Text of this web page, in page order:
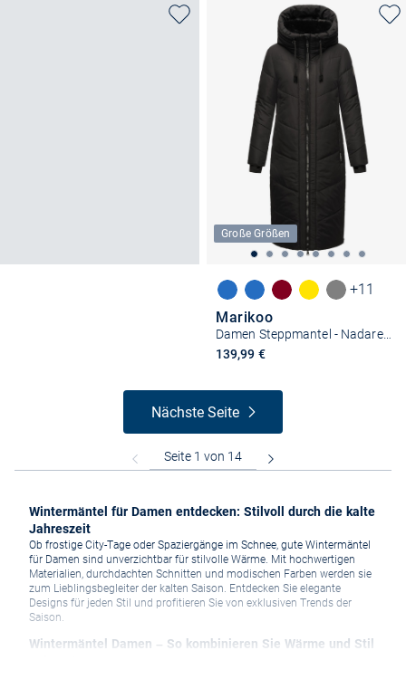
Große Größen
+11
Marikoo
Damen Steppmantel - Nadaree XVI
139,99 €
Nächste Seite
Wintermäntel für Damen entdecken: Stilvoll durch die kalte
Jahreszeit
Ob frostige City-Tage oder Spaziergänge im Schnee, gute Wintermäntel
für Damen sind unverzichtbar für stilvolle Wärme. Mit hochwertigen
Materialien, durchdachten Schnitten und modischen Farben werden sie
zum Lieblingsbegleiter der kalten Saison. Entdecken Sie elegante
Designs für jeden Stil und profitieren Sie von exklusiven Trends der
Saison.
Wintermäntel Damen – So kombinieren Sie Wärme und Stil